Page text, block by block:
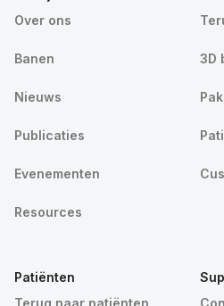
Over ons
Banen
Nieuws
Publicaties
Evenementen
Resources
3D
Patiënten
Terug naar patiënten